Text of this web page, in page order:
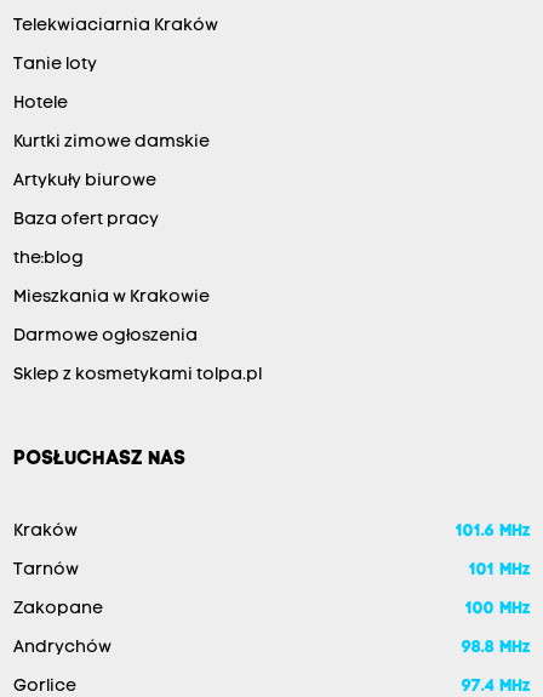
Telekwiaciarnia Kraków
Tanie loty
Hotele
Kurtki zimowe damskie
Artykuły biurowe
Baza ofert pracy
the:blog
Mieszkania w Krakowie
Darmowe ogłoszenia
Sklep z kosmetykami tolpa.pl
POSŁUCHASZ NAS
Kraków 101.6 MHz
Tarnów 101 MHz
Zakopane 100 MHz
Andrychów 98.8 MHz
Gorlice 97.4 MHz